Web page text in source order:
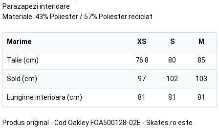
Parazapezi interioare
Materiale: 43% Poliester / 57% Poliester reciclat
Marime XS S M
Talie (cm) 76.8 80 85
Sold (cm) 97 102 103
Lungime interioara (cm) 81 81 81
Produs original - Cod Oakley FOA500128-02E - Skates.ro este